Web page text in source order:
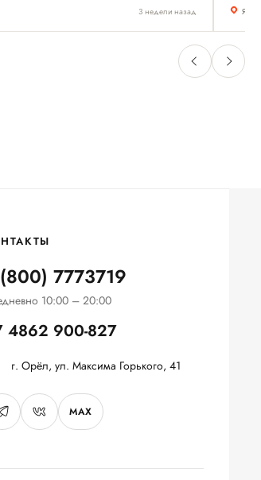
3 недели назад
7773719
10:00 – 20:00
4862 900-827
г. Орёл, ул. Максима Горького, 41
MAX